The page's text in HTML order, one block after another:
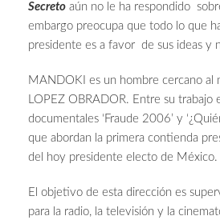
Secreto aún no le ha respondido
embargo preocupa que todo lo que
presidente es a favor de sus ideas y
MANDOKI es un hombre cercano al
LOPEZ OBRADOR. Entre su trabajo
documentales ‘Fraude 2006’ y
que abordan la primera contienda
del hoy presidente electo de México.
El objetivo de esta dirección es
para la radio, la televisión y la